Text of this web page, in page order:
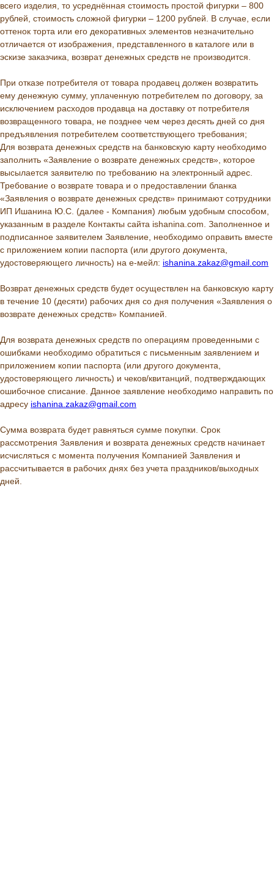
всего изделия, то усреднённая стоимость простой фигурки – 800
рублей, стоимость сложной фигурки – 1200 рублей. В случае, если
оттенок торта или его декоративных элементов незначительно
отличается от изображения, представленного в каталоге или в
эскизе заказчика, возврат денежных средств не производится.
При отказе потребителя от товара продавец должен возвратить
ему денежную сумму, уплаченную потребителем по договору, за
исключением расходов продавца на доставку от потребителя
возвращенного товара, не позднее чем через десять дней со дня
предъявления потребителем соответствующего требования;
Для возврата денежных средств на банковскую карту необходимо
заполнить «Заявление о возврате денежных средств», которое
высылается заявителю по требованию на электронный адрес.
Требование о возврате товара и о предоставлении бланка
«Заявления о возврате денежных средств» принимают сотрудники
ИП Ишанина Ю.С. (далее - Компания) любым удобным способом,
указанным в разделе Контакты сайта ishanina.com. Заполненное и
подписанное заявителем Заявление, необходимо оправить вместе
с приложением копии паспорта (или другого документа,
удостоверяющего личность) на е-мейл: ishanina.zakaz@gmail.com
Возврат денежных средств будет осуществлен на банковскую карту
в течение 10 (десяти) рабочих дня со дня получения «Заявления о
возврате денежных средств» Компанией.
Для возврата денежных средств по операциям проведенными с
ошибками необходимо обратиться с письменным заявлением и
приложением копии паспорта (или другого документа,
удостоверяющего личность) и чеков/квитанций, подтверждающих
ошибочное списание. Данное заявление необходимо направить по
адресу ishanina.zakaz@gmail.com
Сумма возврата будет равняться сумме покупки. Срок
рассмотрения Заявления и возврата денежных средств начинает
исчисляться с момента получения Компанией Заявления и
рассчитывается в рабочих днях без учета праздников/выходных
дней.